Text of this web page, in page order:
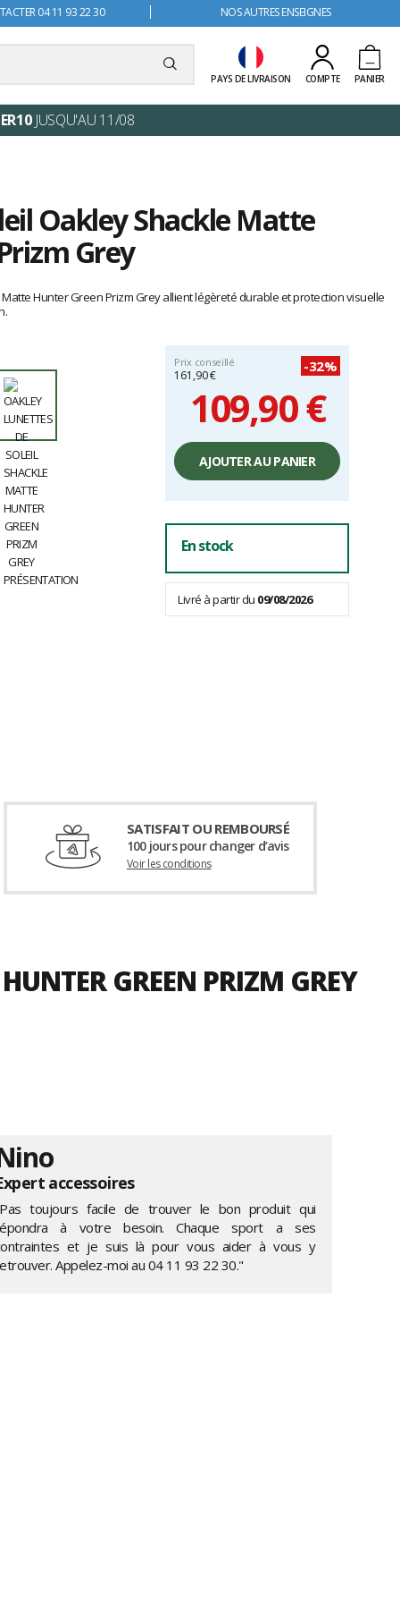
04 11 93 22 30 NOS AUTRES ENSEIGNES
PAYS DE LIVRAISON COMPTE PANIER
JUSQU'AU 11/08
Oakley Shackle Matte
Grey
Hunter Green Prizm Grey allient légèreté durable et protection visuelle
Prix conseillé
161,90 €
-32%
109,90 €
Prix
unitaire,
hors
frais
AJOUTER AU PANIER
En stock
Livré à partir du 09/08/2026
SATISFAIT OU REMBOURSÉ
100 jours pour changer d’avis
Voir les conditions
GREEN PRIZM GREY
accessoires
toujours facile de trouver le bon produit qui
à votre besoin. Chaque sport a ses
et je suis là pour vous aider à vous y
Appelez-moi au04 11 93 22 30."